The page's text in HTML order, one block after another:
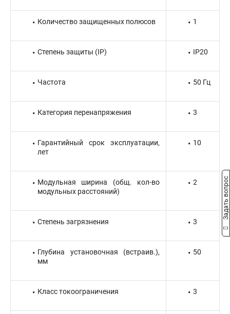
Количество защищенных полюсов 1
Степень защиты (IP) IP20
Частота 50 Гц
Категория перенапряжения 3
Гарантийный срок эксплуатации,
лет
10
Модульная ширина (общ. кол-во
модульных расстояний)
2
Степень загрязнения 3
Глубина установочная (встраив.),
мм
50
Класс токоограничения 3
Задать вопрос